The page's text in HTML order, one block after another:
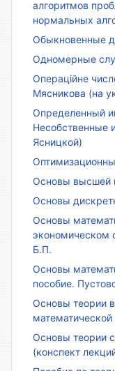
алгоритмов
нормальных
Обыкновенные
Одномерные
Операційне
Мясникова (на
Определенный
Несобственные
Ясницкой)
Основы высшей
Основы
Основы
экономическом
Б.П.
Основы
пособие.
Основы теории
Основы теории
(конспект